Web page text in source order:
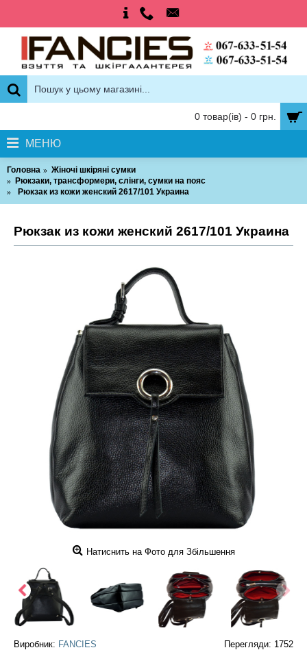
0 товар(ів) - 0 грн.
МЕНЮ
Головна
Жіночі шкіряні сумки
Рюкзаки, трансформери, слінги, сумки на пояс
Рюкзак из кожи женский 2617/101 Украина
Рюкзак из кожи женский 2617/101 Украина
Натиснить на Фото для Збільшення
Перегляди: 1752
Виробник: FANCIES